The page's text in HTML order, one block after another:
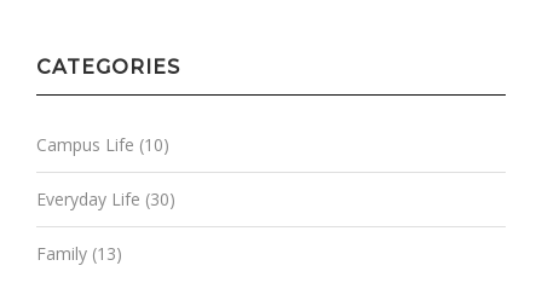
CATEGORIES
Campus Life (10)
Everyday Life (30)
Family (13)